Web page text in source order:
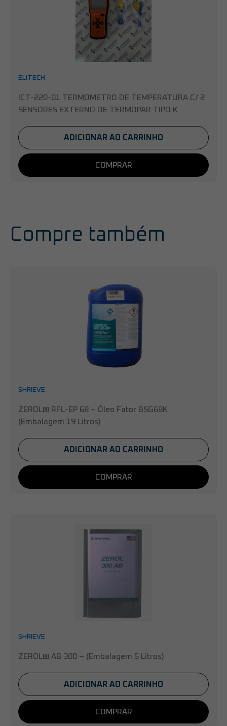
ELITECH
ICT-220-01 TERMOMETRO DE TEMPERATURA C/ 2
SENSORES EXTERNO DE TERMOPAR TIPO K
ADICIONAR AO CARRINHO
COMPRAR
Compre também
SHRIEVE
ZEROL® RFL-EP 68 – Óleo Fator BSG68K
(Embalagem 19 Litros)
ADICIONAR AO CARRINHO
COMPRAR
SHRIEVE
ZEROL® AB 300 – (Embalagem 5 Litros)
ADICIONAR AO CARRINHO
COMPRAR